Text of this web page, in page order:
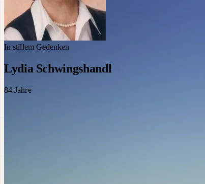
In stillem Gedenken
Lydia Schwingshandl
84 Jahre